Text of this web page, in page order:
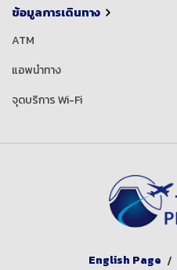
ข้อมูลการเดินทาง
ATM
แอพนำทาง
จุดบริการ Wi-Fi
English Page